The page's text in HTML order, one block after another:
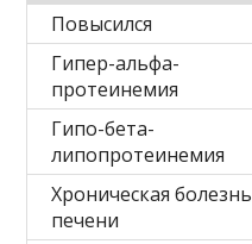
Повысился
Гипер-альфа-
протеинемия
Гипо-бета-
липопротеинемия
Хроническая болезнь
печени